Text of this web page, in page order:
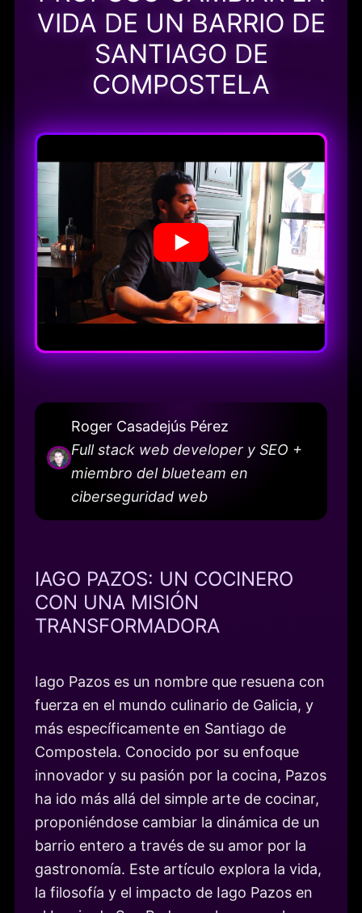
VIDA DE UN BARRIO DE
SANTIAGO DE
COMPOSTELA
Roger Casadejús Pérez
Full stack web developer y SEO +
miembro del blueteam en
ciberseguridad web
IAGO PAZOS: UN COCINERO
CON UNA MISIÓN
TRANSFORMADORA
Iago Pazos es un nombre que resuena con
fuerza en el mundo culinario de Galicia, y
más específicamente en Santiago de
Compostela. Conocido por su enfoque
innovador y su pasión por la cocina, Pazos
ha ido más allá del simple arte de cocinar,
proponiéndose cambiar la dinámica de un
barrio entero a través de su amor por la
gastronomía. Este artículo explora la vida,
la filosofía y el impacto de Iago Pazos en